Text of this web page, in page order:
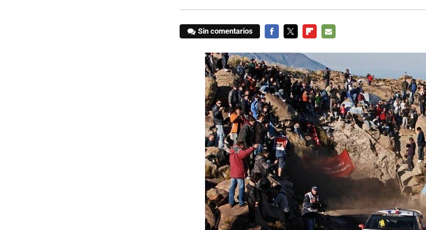
Sin comentarios